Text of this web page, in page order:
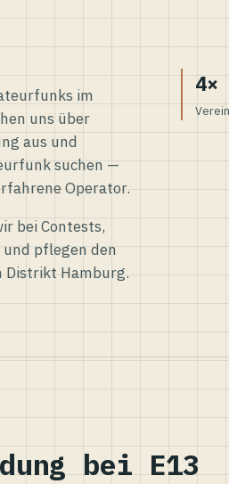
im
uns über
aus und
suchen —
Operator.
bei Contests,
pflegen den
Distrikt Hamburg.
4×
bei E13